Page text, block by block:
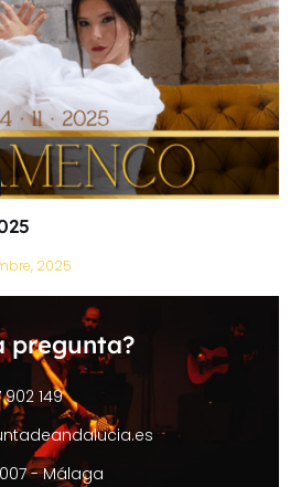
2025
pregunta?
149
- Málaga